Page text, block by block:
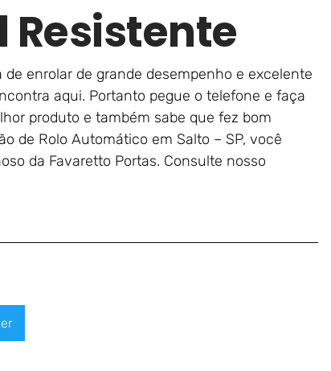
enrolar de grande desempenho e excelente
aqui. Portanto pegue o telefone e faça
produto e também sabe que fez bom
de Rolo Automático em Salto – SP, você
da Favaretto Portas. Consulte nosso